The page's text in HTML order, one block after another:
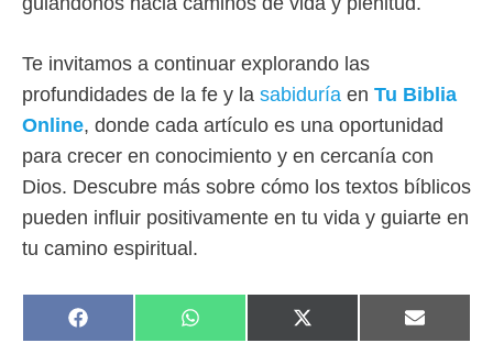
Te invitamos a continuar explorando las
profundidades de la fe y la sabiduría en Tu Biblia
Online, donde cada artículo es una oportunidad
para crecer en conocimiento y en cercanía con
Dios. Descubre más sobre cómo los textos bíblicos
pueden influir positivamente en tu vida y guiarte en
tu camino espiritual.
COMPARTIR
EN
F
A
COMPARTIR
EN
W
H
COMPARTIR
EN
X
(
EN
E
M